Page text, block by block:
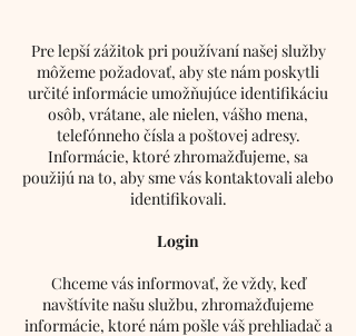
Pre lepší zážitok pri používaní našej služby
môžeme požadovať, aby ste nám poskytli
určité informácie umožňujúce identifikáciu
osôb, vrátane, ale nielen, vášho mena,
telefónneho čísla a poštovej adresy.
Informácie, ktoré zhromažďujeme, sa
použijú na to, aby sme vás kontaktovali alebo
identifikovali.
Login
Chceme vás informovať, že vždy, keď
navštívite našu službu, zhromažďujeme
informácie, ktoré nám pošle váš prehliadač a